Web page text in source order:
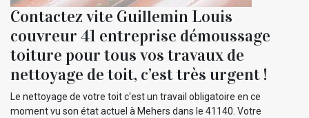
Contactez vite Guillemin Louis
couvreur 41 entreprise démoussage
toiture pour tous vos travaux de
nettoyage de toit, c’est très urgent !
Le nettoyage de votre toit c'est un travail obligatoire en ce
moment vu son état actuel à Mehers dans le 41140. Votre